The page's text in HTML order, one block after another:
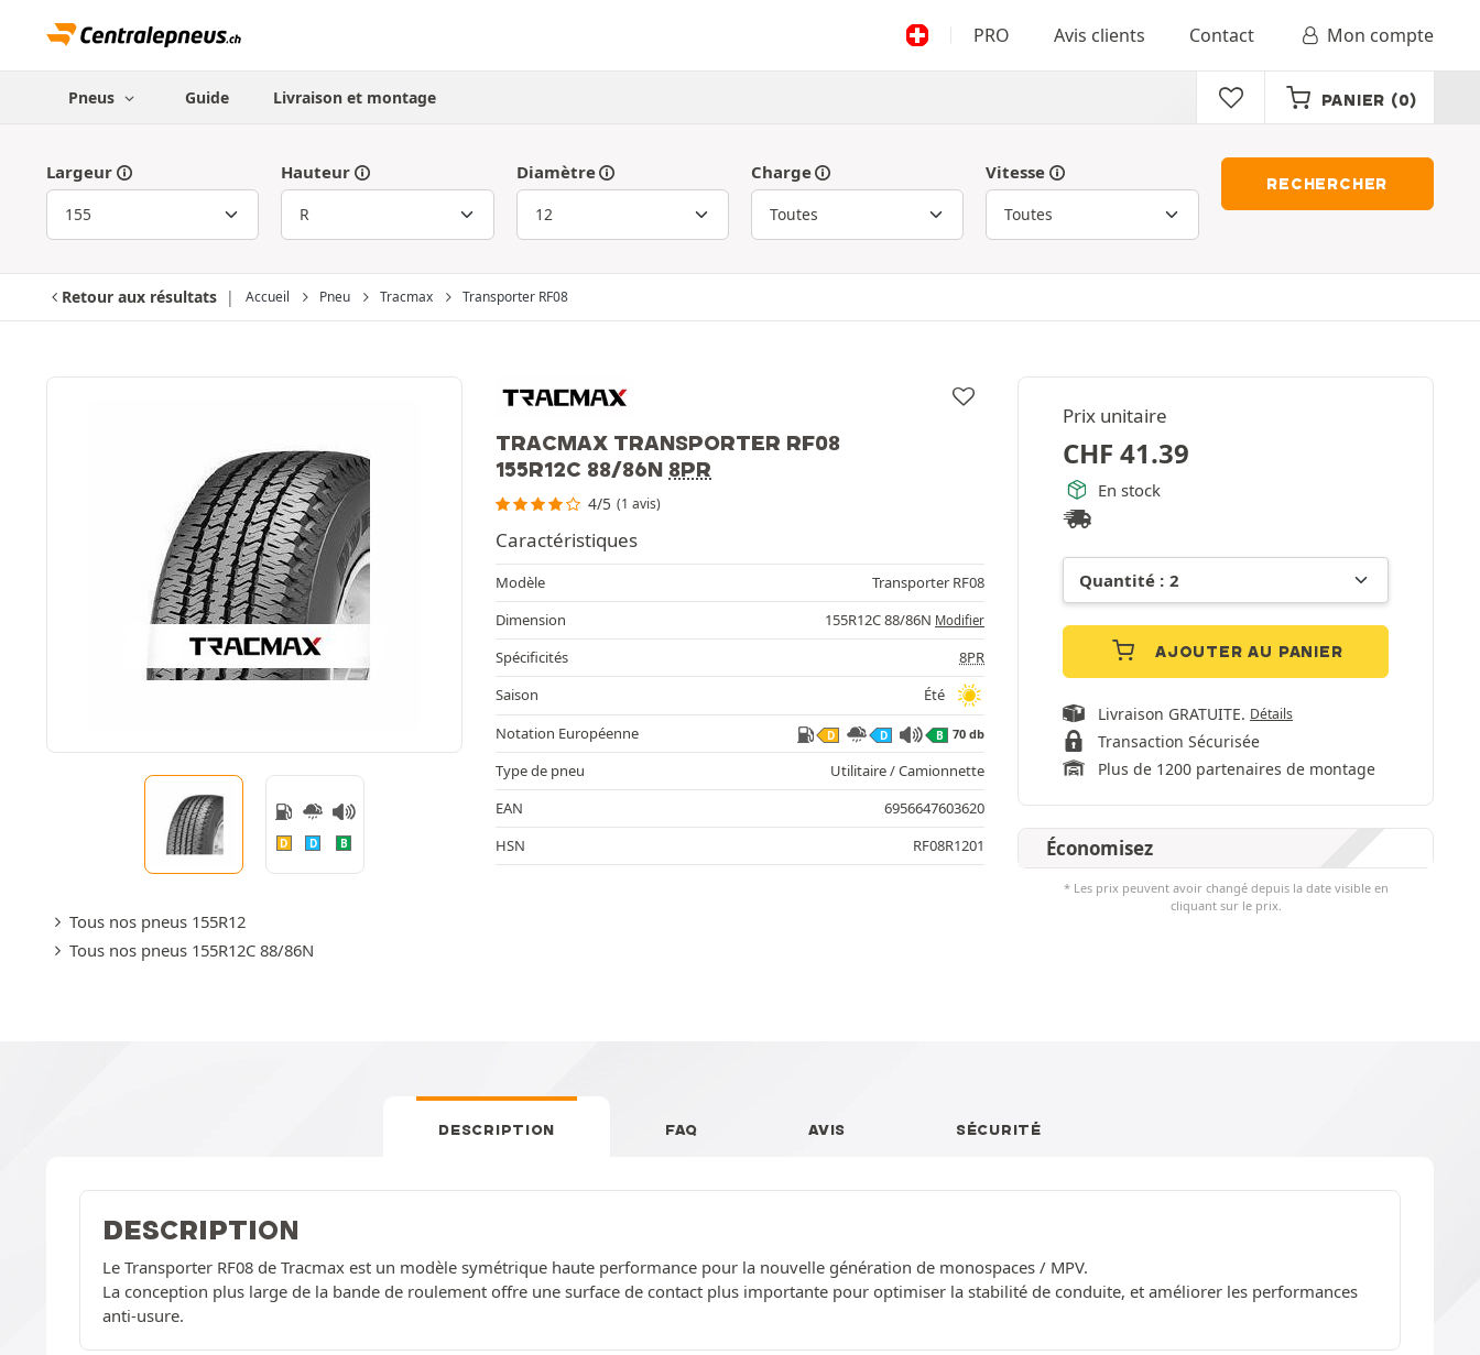
PRO Avis clients Contact Mon compte
Pneus Guide Livraison et montage PANIER (0)
Largeur Hauteur Diamètre Charge Vitesse
RECHERCHER
Retour aux résultats Accueil Pneu Tracmax Transporter RF08
TRACMAX TRANSPORTER RF08
155R12C 88/86N 8PR
4/5 (1 avis)
D D B
Tous nos pneus 155R12
Tous nos pneus 155R12C 88/86N
Prix unitaire
CHF 41.39
En stock
AJOUTER AU PANIER
Livraison GRATUITE. Détails
Transaction Sécurisée
Plus de 1200 partenaires de montage
Économisez
* Les prix peuvent avoir changé depuis la date visible en
cliquant sur le prix.
Caractéristiques
Modèle
Transporter RF08
Dimension
155R12C 88/86N Modifier
Spécificités
8PR
Saison
Été
Notation Européenne
D D B 70 db
Type de pneu
Utilitaire / Camionnette
EAN
6956647603620
HSN
RF08R1201
DESCRIPTION FAQ AVIS SÉCURITÉ
DESCRIPTION
Le Transporter RF08 de Tracmax est un modèle symétrique haute performance pour la nouvelle génération de monospaces / MPV.
La conception plus large de la bande de roulement offre une surface de contact plus importante pour optimiser la stabilité de conduite, et améliorer les performances
anti-usure.